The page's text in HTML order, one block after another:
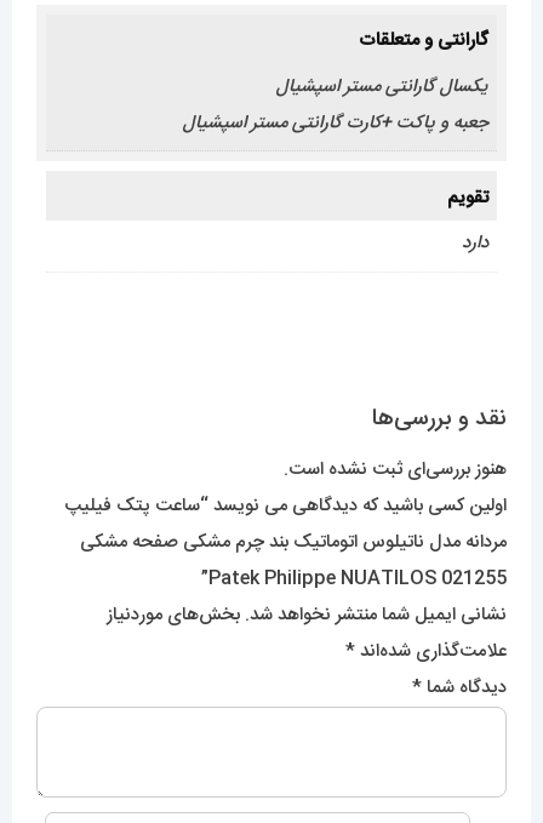
گارانتی و متعلقات
یکسال گارانتی مستر اسپشیال
جعبه و پاکت +کارت گارانتی مستر اسپشیال
تقویم
دارد
نقد و بررسی‌ها
هنوز بررسی‌ای ثبت نشده است.
اولین کسی باشید که دیدگاهی می نویسد “ساعت پتک فیلیپ
مردانه مدل ناتیلوس اتوماتیک بند چرم مشکی صفحه مشکی
Patek Philippe NUATILOS 021255”
نشانی ایمیل شما منتشر نخواهد شد. بخش‌های موردنیاز
علامت‌گذاری شده‌اند*
دیدگاه شما *